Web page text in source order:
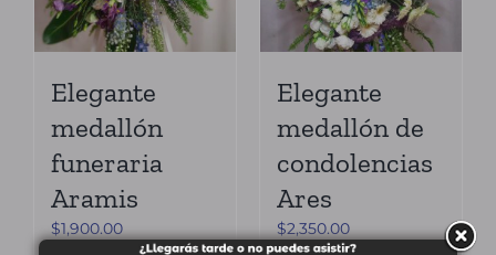
Elegante
medallón
funeraria
Aramis
$1,900.00
Elegante
medallón de
condolencias
Ares
$2,350.00